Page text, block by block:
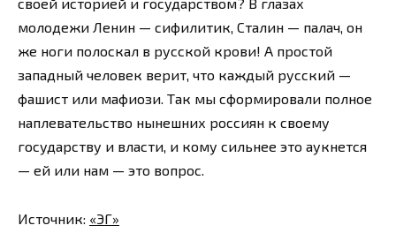
своей историей и государством? В глазах
молодежи Ленин — сифилитик, Сталин — палач, он
же ноги полоскал в русской крови! А простой
западный человек верит, что каждый русский —
фашист или мафиози. Так мы сформировали полное
наплевательство нынешних россиян к своему
государству и власти, и кому сильнее это аукнется
— ей или нам — это вопрос.
Источник: «ЭГ»